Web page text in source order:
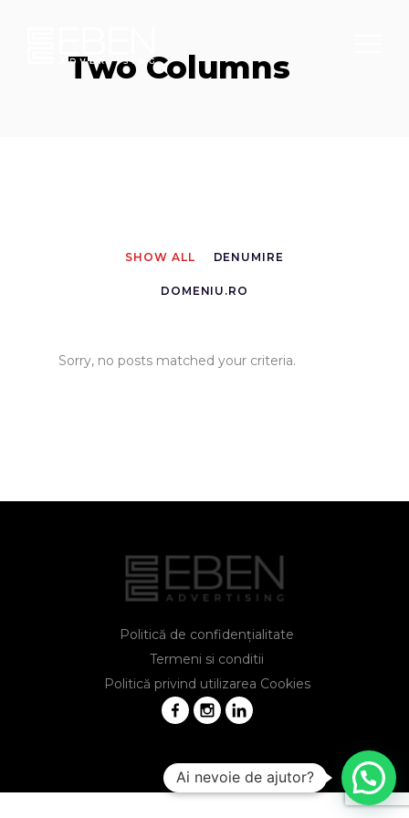
Two Columns
SHOW ALL DENUMIRE
DOMENIU.RO
Sorry, no posts matched your criteria.
Politică de confidențialitate
Termeni si conditii
Politică privind utilizarea Cookies
Ai nevoie de ajutor?